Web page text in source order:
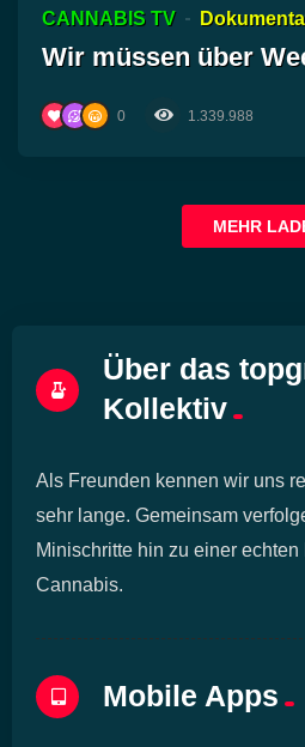
CANNABIS TV
Wir müssen über
0 1.339.988
MEHR
Über das
Kollektiv
Als Freunden kennen wir uns
sehr lange. Gemeinsam
Minischritte hin zu einer
Cannabis.
Mobile Apps